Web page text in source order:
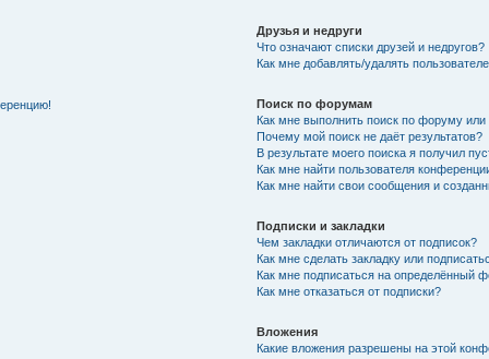
Друзья и недруги
Что означают списки друзей и недругов?
Как мне добавлять/удалять
Поиск по форумам
Как мне выполнить поиск по форуму
Почему мой поиск не даёт результатов?
В результате моего поиска я получил
Как мне найти пользователя
Как мне найти свои сообщения и
Подписки и закладки
Чем закладки отличаются от подписок?
Как мне сделать закладку или
Как мне подписаться на определённый
Как мне отказаться от подписки?
Вложения
Какие вложения разрешены на этой